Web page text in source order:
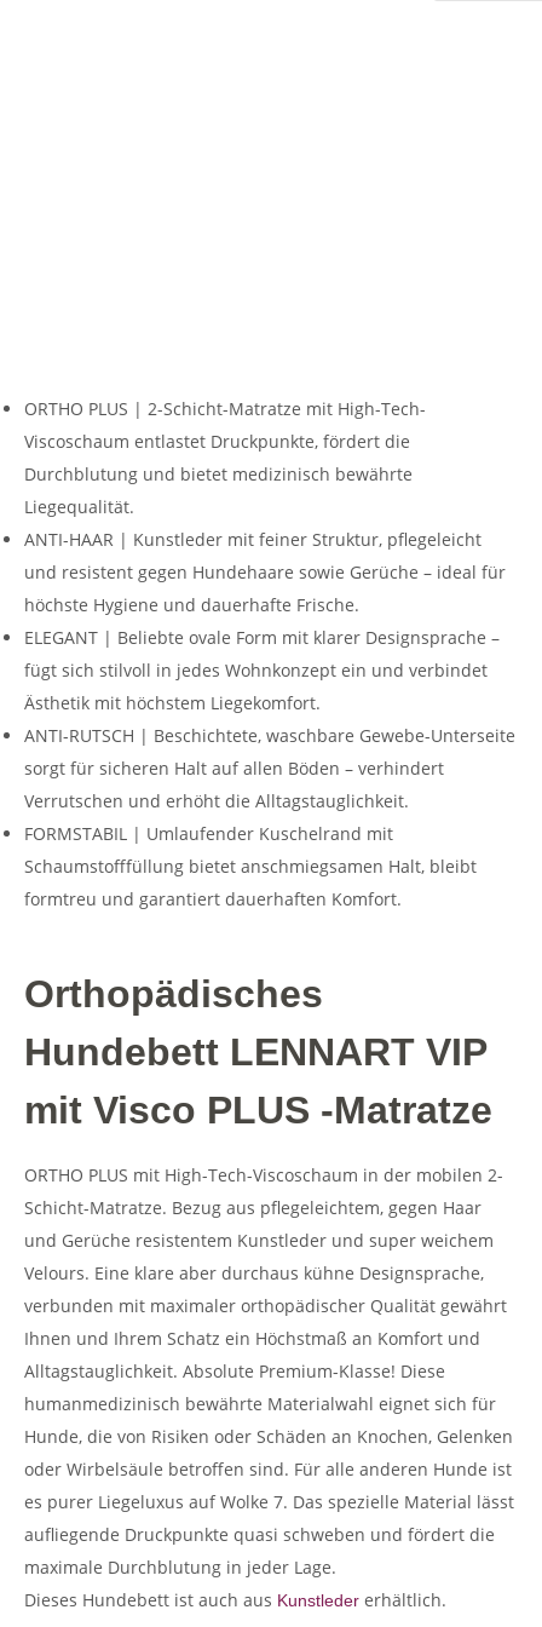
ORTHO PLUS | 2-Schicht-Matratze mit High-Tech-
Viscoschaum entlastet Druckpunkte, fördert die
Durchblutung und bietet medizinisch bewährte
Liegequalität.
ANTI-HAAR | Kunstleder mit feiner Struktur, pflegeleicht
und resistent gegen Hundehaare sowie Gerüche – ideal für
höchste Hygiene und dauerhafte Frische.
ELEGANT | Beliebte ovale Form mit klarer Designsprache –
fügt sich stilvoll in jedes Wohnkonzept ein und verbindet
Ästhetik mit höchstem Liegekomfort.
ANTI-RUTSCH | Beschichtete, waschbare Gewebe-Unterseite
sorgt für sicheren Halt auf allen Böden – verhindert
Verrutschen und erhöht die Alltagstauglichkeit.
FORMSTABIL | Umlaufender Kuschelrand mit
Schaumstofffüllung bietet anschmiegsamen Halt, bleibt
formtreu und garantiert dauerhaften Komfort.
Orthopädisches
Hundebett LENNART VIP
mit Visco PLUS -Matratze
ORTHO PLUS mit High-Tech-Viscoschaum in der mobilen 2-
Schicht-Matratze. Bezug aus pflegeleichtem, gegen Haar
und Gerüche resistentem Kunstleder und super weichem
Velours. Eine klare aber durchaus kühne Designsprache,
verbunden mit maximaler orthopädischer Qualität gewährt
Ihnen und Ihrem Schatz ein Höchstmaß an Komfort und
Alltagstauglichkeit. Absolute Premium-Klasse! Diese
humanmedizinisch bewährte Materialwahl eignet sich für
Hunde, die von Risiken oder Schäden an Knochen, Gelenken
oder Wirbelsäule betroffen sind. Für alle anderen Hunde ist
es purer Liegeluxus auf Wolke 7. Das spezielle Material lässt
aufliegende Druckpunkte quasi schweben und fördert die
maximale Durchblutung in jeder Lage.
Dieses Hundebett ist auch aus Kunstleder erhältlich.